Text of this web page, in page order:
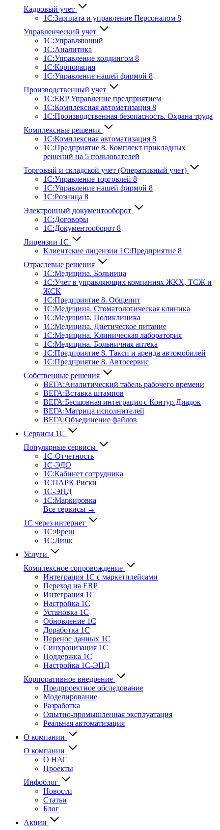
Кадровый учет
1С:Зарплата и управление Персона­лом 8
Управленческий учет
1С:Управляющий
1С:Аналитика
1С:Управление холдингом 8
1С:Корпорация
1С:Управление нашей фирмой 8
Производственный учет
1С:ERP Управление предприятием
1С:Комплексная автоматизация 8
1С:Производственная безопасность. Охрана труда
Комплексные решения
1С:Комплексная автоматизация 8
1С:Предприятие 8. Комплект прикладных
решений на 5 пользователей
Торговый и складской учет (Оперативный учет)
1С:Управление торговлей 8
1С:Управление нашей фирмой 8
1С:Розница 8
Электронный документооборот
1С:Договоры
1С:Документооборот 8
Лицензии 1С
Клиентские лицензии 1С:Предприятие 8
Отраслевые решения
1С:Медицина. Больница
1C:Учет в управляющих компаниях ЖКХ, ТСЖ и
ЖСК
1С:Предприятие 8. Общепит
1С:Медицина. Стоматологическая клиника
1С:Медицина. Поликлиника
1С:Медицина. Диетическое питание
1С:Медицина. Клиническая лаборатория
1С:Медицина. Больничная аптека
1С:Предприятие 8. Такси и аренда автомобилей
1С:Предприятие 8. Автосервис
Собственные решения
ВЕГА:Аналитичес­кий табель рабочего времени
ВЕГА:Вставка штампов
ВЕГА:Бесшовная интеграция с Контур.Диадок
ВЕГА:Матрица исполнителей
ВЕГА:Объединение файлов
Сервисы 1С
Популярные сервисы
1С-Отчет­ность
1С-ЭДО
1С:Кабинет сотрудника
1СПАРК Риски
1С-ЭПД
1С:Маркировка
Все сервисы →
1С через интернет
1С:Фреш
1С:Линк
Услуги
Комплексное сопровождение
Интеграция 1С с маркетплейсами
Переход на ERP
Интеграция 1С
Настройка 1С
Установка 1С
Обновление 1С
Доработка 1С
Перенос данных 1С
Синхронизация 1С
Поддержка 1С
Настройка 1С-ЭПД
Корпоративное внедрение
Предпроектное обследование
Моделирование
Разработка
Опытно-промышленная эксплуатация
Реальная автоматизация
О компании
О компании
О НАС
Проекты
Инфоблог
Новости
Статьи
Блог
Акции